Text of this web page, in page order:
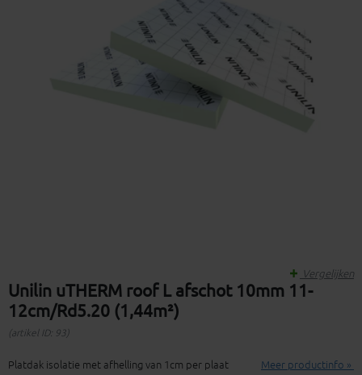
Unilin uTHERM roof L afschot 10mm 11-
12cm/Rd5.20 (1,44m²)
(artikel ID: 93)
Vergelijken
Platdak isolatie met afhelling van 1cm per plaat Meer productinfo »